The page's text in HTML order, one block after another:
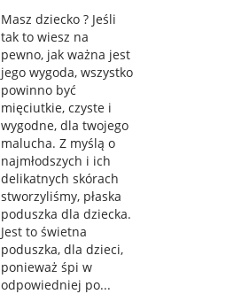
Masz dziecko ? Jeśli
tak to wiesz na
pewno, jak ważna jest
jego wygoda, wszystko
powinno być
mięciutkie, czyste i
wygodne, dla twojego
malucha. Z myślą o
najmłodszych i ich
delikatnych skórach
stworzyliśmy, płaska
poduszka dla dziecka.
Jest to świetna
poduszka, dla dzieci,
ponieważ śpi w
odpowiedniej po...